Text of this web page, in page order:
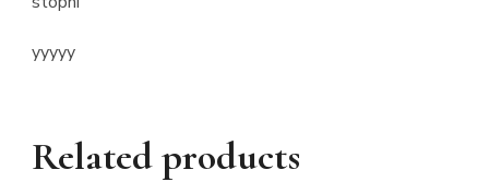
yyyyy
Related products